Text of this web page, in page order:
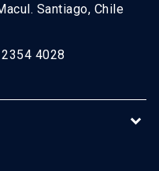
Santiago, Chile
4028